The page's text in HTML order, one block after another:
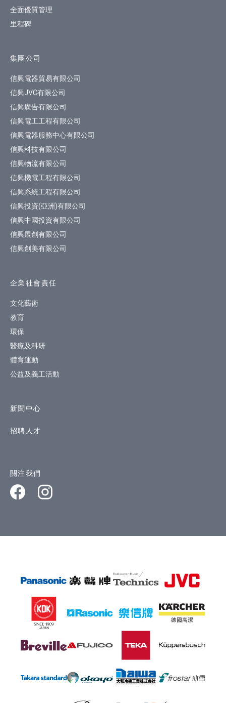
全面優質管理
里程碑
集團公司
信興電器貿易有限公司
信興JVC有限公司
信興廣告有限公司
信興電工工程有限公司
信興電器服務中心有限公司
信興科技有限公司
信興物流有限公司
信興機電工程有限公司
信興系統工程有限公司
信興投資(亞洲)有限公司
信興中國投資有限公司
信興展創有限公司
信興創美有限公司
企業社會責任
文化藝術
教育
環保
醫療及科研
體育運動
公益及義工活動
新聞中心
招聘人才
關注我們